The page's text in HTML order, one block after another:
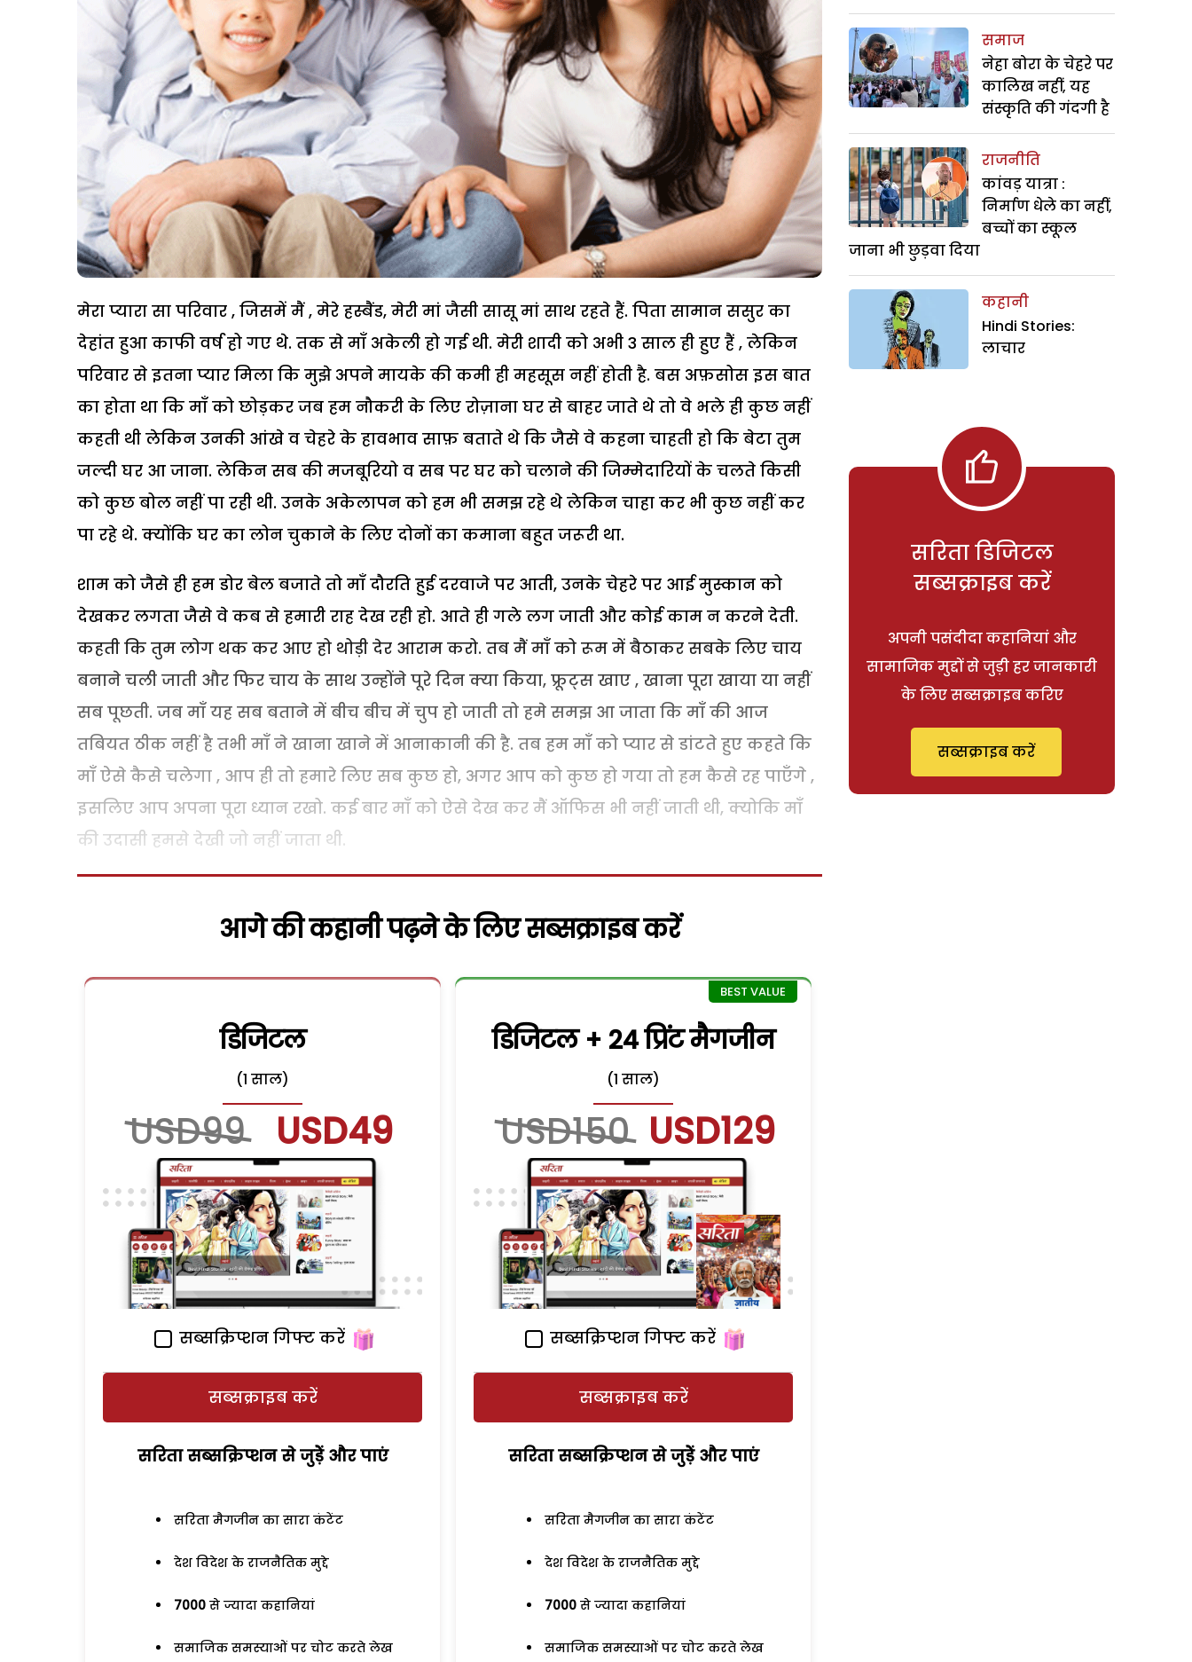
मेरा प्यारा सा परिवार , जिसमें मैं , मेरे हस्बैंड, मेरी मां जैसी सासू मां साथ रहते हैं. पिता सामान ससुर का
देहांत हुआ काफी वर्ष हो गए थे. तक से माँ अकेली हो गई थी. मेरी शादी को अभी 3 साल ही हुए हैं , लेकिन
परिवार से इतना प्यार मिला कि मुझे अपने मायके की कमी ही महसूस नहीं होती है. बस अफ़सोस इस बात
का होता था कि माँ को छोड़कर जब हम नौकरी के लिए रोज़ाना घर से बाहर जाते थे तो वे भले ही कुछ नहीं
कहती थी लेकिन उनकी आंखे व चेहरे के हावभाव साफ़ बताते थे कि जैसे वे कहना चाहती हो कि बेटा तुम
जल्दी घर आ जाना. लेकिन सब की मजबूरियो व सब पर घर को चलाने की जिम्मेदारियों के चलते किसी
को कुछ बोल नहीं पा रही थी. उनके अकेलापन को हम भी समझ रहे थे लेकिन चाहा कर भी कुछ नहीं कर
पा रहे थे. क्योंकि घर का लोन चुकाने के लिए दोनों का कमाना बहुत जरूरी था.
शाम को जैसे ही हम डोर बेल बजाते तो माँ दौरति हुई दरवाजे पर आती, उनके चेहरे पर आई मुस्कान को
देखकर लगता जैसे वे कब से हमारी राह देख रही हो. आते ही गले लग जाती और कोई काम न करने देती.
कहती कि तुम लोग थक कर आए हो थोड़ी देर आराम करो. तब मैं माँ को रूम में बैठाकर सबके लिए चाय
बनाने चली जाती और फिर चाय के साथ उन्होंने पूरे दिन क्या किया, फ्रूट्स खाए , खाना पूरा खाया या नहीं
सब पूछती. जब माँ यह सब बताने में बीच बीच में चुप हो जाती तो हमे समझ आ जाता कि माँ की आज
तबियत ठीक नहीं है तभी माँ ने खाना खाने में आनाकानी की है. तब हम माँ को प्यार से डांटते हुए कहते कि
माँ ऐसे कैसे चलेगा , आप ही तो हमारे लिए सब कुछ हो, अगर आप को कुछ हो गया तो हम कैसे रह पाएँगे ,
इसलिए आप अपना पूरा ध्यान रखो. कई बार माँ को ऐसे देख कर मैं ऑफिस भी नहीं जाती थी, क्योकि माँ
की उदासी हमसे देखी जो नहीं जाता थी.
आगे की कहानी पढ़ने के लिए सब्सक्राइब करें
डिजिटल
(1 साल)
USD99 USD49
सब्सक्रिप्शन गिफ्ट करें
सब्सक्राइब करें
सरिता सब्सक्रिप्शन से जुड़ेें और पाएं
सरिता मैगजीन का सारा कंटेंट
देश विदेश के राजनैतिक मुद्दे
7000 से ज्यादा कहानियां
समाजिक समस्याओं पर चोट करते लेख
डिजिटल + 24 प्रिंट मैगजीन
(1 साल)
USD150 USD129
सब्सक्रिप्शन गिफ्ट करें
सब्सक्राइब करें
सरिता सब्सक्रिप्शन से जुड़ेें और पाएं
सरिता मैगजीन का सारा कंटेंट
देश विदेश के राजनैतिक मुद्दे
7000 से ज्यादा कहानियां
समाजिक समस्याओं पर चोट करते लेख
समाज
नेहा बोरा के चेहरे पर
कालिख नहीं, यह
संस्कृति की गंदगी है
राजनीति
कांवड़ यात्रा :
निर्माण धेले का नहीं,
बच्चों का स्कूल
जाना भी छुड़वा दिया
कहानी
Hindi Stories:
लाचार
सरिता डिजिटल
सब्सक्राइब करें
अपनी पसंदीदा कहानियां और
सामाजिक मुद्दों से जुड़ी हर जानकारी
के लिए सब्सक्राइब करिए
सब्सक्राइब करें